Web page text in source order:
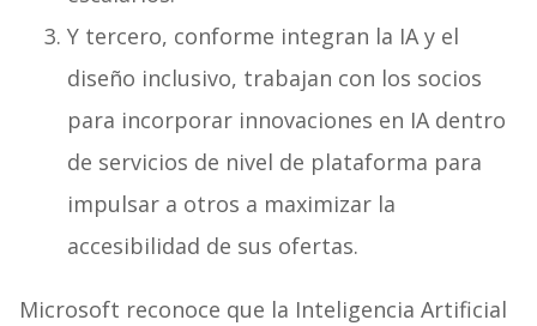
Y tercero, conforme integran la IA y el
diseño inclusivo, trabajan con los socios
para incorporar innovaciones en IA dentro
de servicios de nivel de plataforma para
impulsar a otros a maximizar la
accesibilidad de sus ofertas.
Microsoft reconoce que la Inteligencia Artificial